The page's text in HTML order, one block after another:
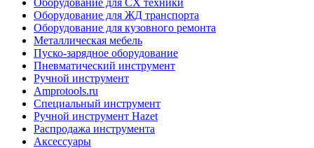
Оборудование для СХ техники
Оборудование для ЖД транспорта
Оборудование для кузовного ремонта
Металлическая мебель
Пуско-зарядное оборудование
Пневматический инструмент
Ручной инструмент
Amprotools.ru
Специальный инструмент
Ручной инструмент Hazet
Распродажа инструмента
Аксессуары